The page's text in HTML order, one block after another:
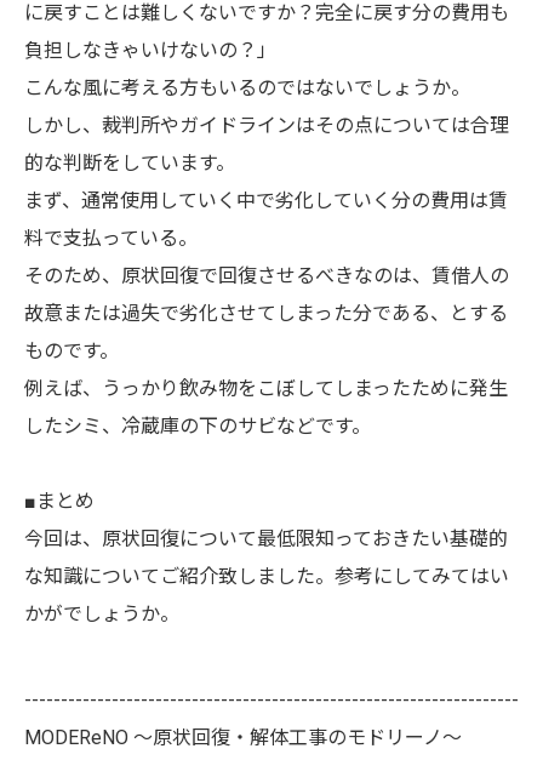
に戻すことは難しくないですか？完全に戻す分の費用も
負担しなきゃいけないの？」
こんな風に考える方もいるのではないでしょうか。
しかし、裁判所やガイドラインはその点については合理
的な判断をしています。
まず、通常使用していく中で劣化していく分の費用は賃
料で支払っている。
そのため、原状回復で回復させるべきなのは、賃借人の
故意または過失で劣化させてしまった分である、とする
ものです。
例えば、うっかり飲み物をこぼしてしまったために発生
したシミ、冷蔵庫の下のサビなどです。
■まとめ
今回は、原状回復について最低限知っておきたい基礎的
な知識についてご紹介致しました。参考にしてみてはい
かがでしょうか。
--------------------------------------------------------------------
MODEReNO ～原状回復・解体工事のモドリーノ～